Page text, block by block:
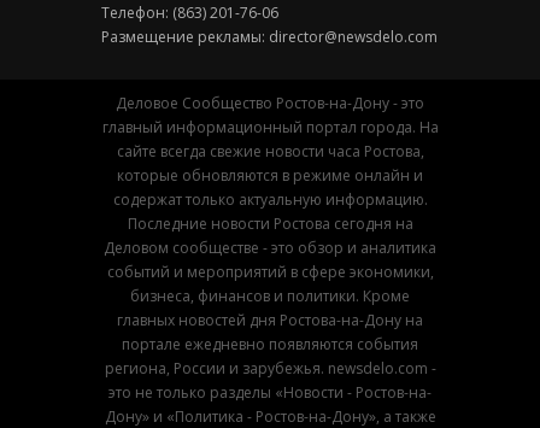
Телефон: (863) 201-76-06
Размещение рекламы: director@newsdelo.com
Деловое Сообщество Ростов-на-Дону - это
главный информационный портал города. На
сайте всегда свежие новости часа Ростова,
которые обновляются в режиме онлайн и
содержат только актуальную информацию.
Последние новости Ростова сегодня на
Деловом сообществе - это обзор и аналитика
событий и мероприятий в сфере экономики,
бизнеса, финансов и политики. Кроме
главных новостей дня Ростова-на-Дону на
портале ежедневно появляются события
региона, России и зарубежья. newsdelo.com -
это не только разделы «Новости - Ростов-на-
Дону» и «Политика - Ростов-на-Дону», а также